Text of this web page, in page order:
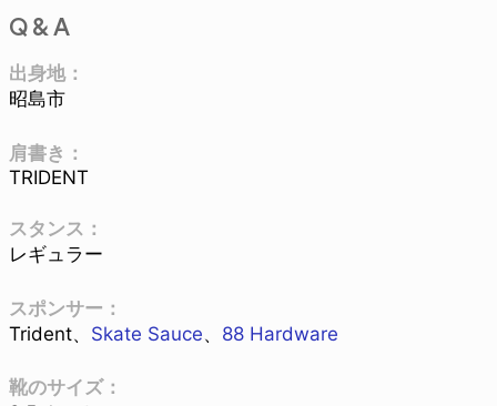
Q & A
出身地：
昭島市
肩書き：
TRIDENT
スタンス：
レギュラー
スポンサー：
Trident、 Skate Sauce、 88 Hardware
靴のサイズ：